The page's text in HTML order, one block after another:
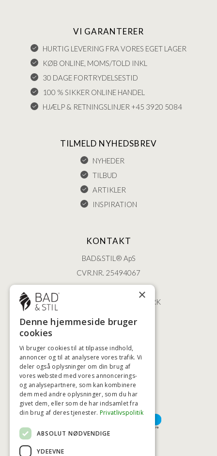
VI GARANTERER
HURTIG LEVERING FRA VORES EGET LAGER
KØB ONLINE, MOMS/TOLD INKL
30 DAGE FORTRYDELSESTID
100 % SIKKER ONLINE HANDEL
HJÆLP & RETNINGSLINJER +45 3920 5084
TILMELD NYHEDSBREV
NYHEDER
TILBUD
ARTIKLER
INSPIRATION
KONTAKT
BAD&STIL® ApS
CVR.NR. 25494067
ØSTERBROGADE 202
2100 KØBENHAVN • DANMARK
+45 3920 5084
HØJESTE KREDITVÆRDIGHED
BETALINGSMULIGHEDER
×
Denne hjemmeside bruger
cookies
Vi bruger cookies til at tilpasse indhold,
annoncer og til at analysere vores trafik. Vi
deler også oplysninger om din brug af
vores websted med vores annoncerings-
og analysepartnere, som kan kombinere
dem med andre oplysninger, som du har
givet dem, eller som de har indsamlet fra
din brug af deres tjenester. Privatlivspolitik
ABSOLUT NØDVENDIGE
YDEEVNE